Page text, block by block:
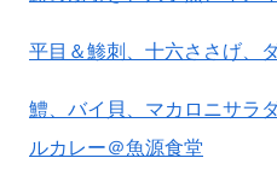
平目＆鯵刺、十六ささげ、
鱧、バイ貝、マカロニサラ
ルカレー＠魚源食堂